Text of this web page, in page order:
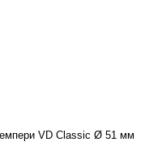
VD Classic Ø 51 мм